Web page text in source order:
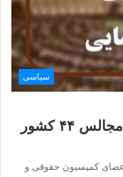
سیاسی
درخواست نمایندگان مجلس از مجالس ۴۴ کشور
کمیسیون حقوقی و